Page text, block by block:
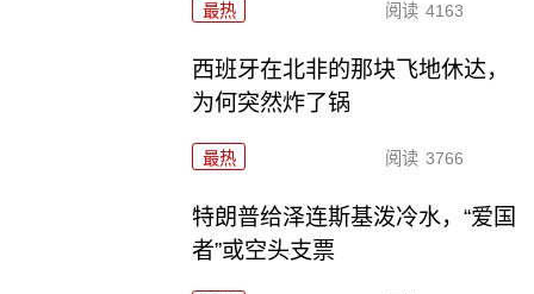
最热 阅读 4163
西班牙在北非的那块飞地休达，
为何突然炸了锅
最热 阅读 3766
特朗普给泽连斯基泼冷水，“爱国
者”或空头支票